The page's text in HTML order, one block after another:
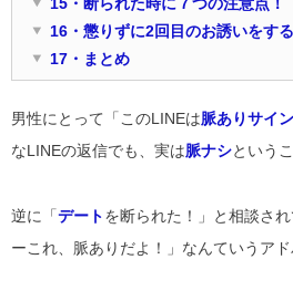
15・断られた時に７つの注意点！
16・懲りずに2回目のお誘いをす
17・まとめ
男性にとって「このLINEは脈ありサイン
なLINEの返信でも、実は脈ナシという
逆に「デートを断られた！」と相談さ
ーこれ、脈ありだよ！」なんていうアド